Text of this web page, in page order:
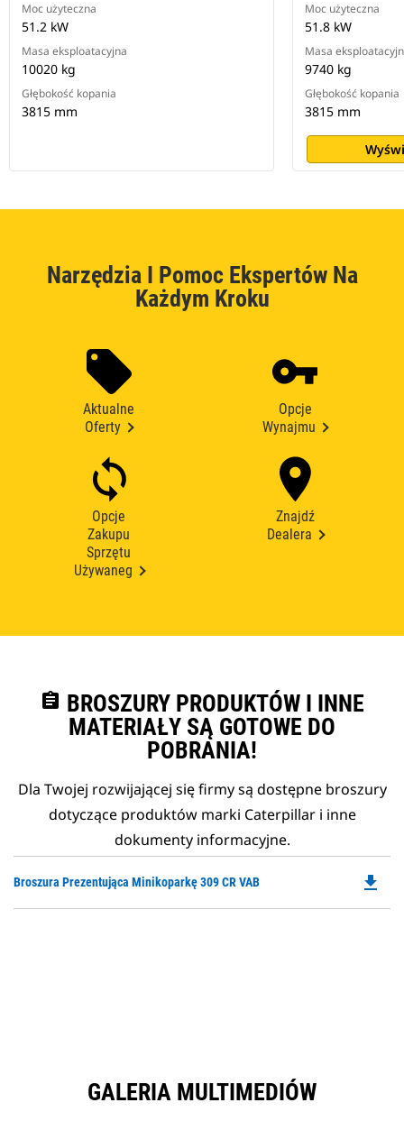
Moc użyteczna
51.2 kW
Masa eksploatacyjna
10020 kg
Głębokość kopania
3815 mm
Moc użyteczna
51.8 kW
Masa
9740 kg
Głębokość kopania
3815 mm
Narzędzia I Pomoc Ekspertów Na
Każdym Kroku
Aktualne
Oferty
Opcje
Wynajmu
Opcje
Zakupu
Sprzętu
Używaneg
Znajdź
Dealera
assignment BROSZURY PRODUKTÓW I INNE
MATERIAŁY SĄ GOTOWE DO
POBRANIA!
Dla Twojej rozwijającej się firmy są dostępne broszury
dotyczące produktów marki Caterpillar i inne
dokumenty informacyjne.
Broszura Prezentująca Minikoparkę 309 CR VAB file_download
GALERIA MULTIMEDIÓW